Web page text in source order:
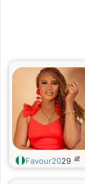
Favour2029 歳